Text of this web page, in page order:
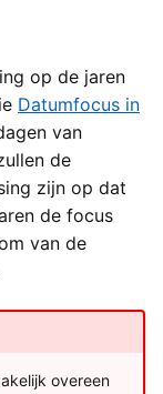
op de jaren
Datumfocus in
van
de
zijn op dat
de focus
van de
overeen